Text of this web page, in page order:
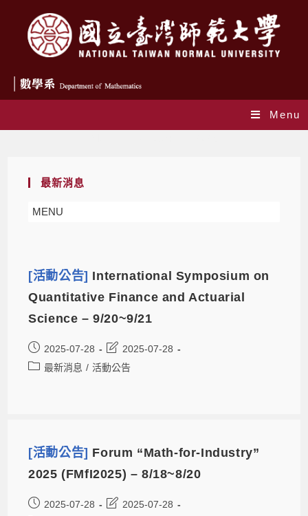
Menu
最新消息
MENU
[活動公告] International Symposium on
Quantitative Finance and Actuarial
Science – 9/20~9/21
2025-07-28
2025-07-28
最新消息 / 活動公告
[活動公告] Forum “Math-for-Industry”
2025 (FMfI2025) – 8/18~8/20
2025-07-28
2025-07-28